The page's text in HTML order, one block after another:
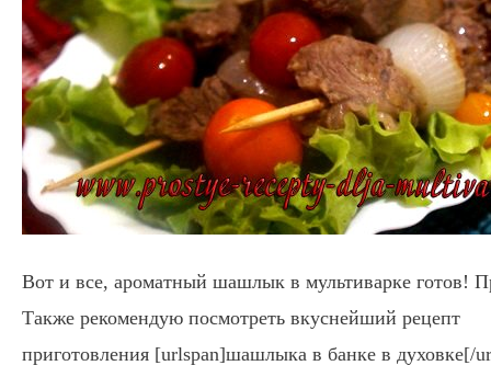
Вот и все, ароматный шашлык в мультиварке готов!
Также рекомендую посмотреть вкуснейший рецепт
приготовления [urlspan]шашлыка в банке в духовке[/